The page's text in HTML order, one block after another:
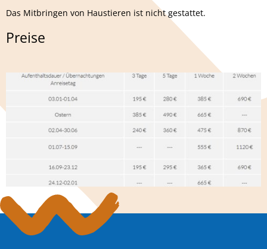
Das Mitbringen von Haustieren ist nicht gestattet.
Preise